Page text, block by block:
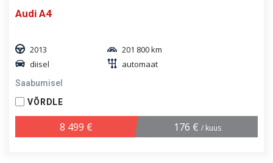
Audi A4
2013
201 800 km
diisel
automaat
Saabumisel
VÕRDLE
8 499 € 176 € / kuus